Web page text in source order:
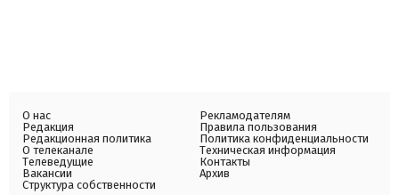
О нас
Редакция
Редакционная политика
О телеканале
Телеведущие
Вакансии
Структура собственности
Рекламодателям
Правила пользования
Политика конфиденциальности
Техническая информация
Контакты
Архив